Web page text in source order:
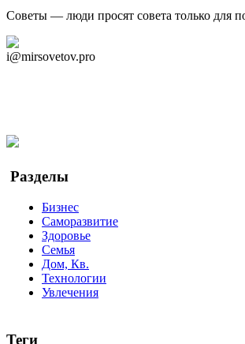
Советы — люди просят совета только для
i@mirsovetov.pro
Разделы
Бизнес
Саморазвитие
Здоровье
Семья
Дом, Кв.
Технологии
Увлечения
Теги